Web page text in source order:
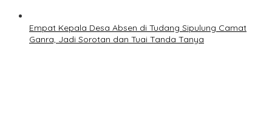
Empat Kepala Desa Absen di Tudang Sipulung Camat
Ganra, Jadi Sorotan dan Tuai Tanda Tanya